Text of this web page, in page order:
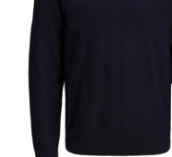
Lasten
Lasten
Lasten
Lasten
Lasten
Lasten mekot
Mekot ja